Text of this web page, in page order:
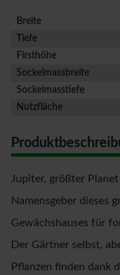
Breite
Tiefe
Firsthöhe
Sockelmassbreite
Sockelmasstiefe
Nutzfläche
Jupiter, größter
Namensgeber dieses
Gewächshauses für
Der Gärtner selbst,
Pflanzen finden dank